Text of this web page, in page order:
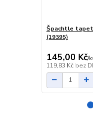
Špachtle
(19395)
145,00 Kč/
119,83 Kč bez